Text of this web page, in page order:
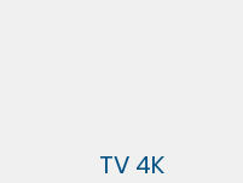
TV 4K